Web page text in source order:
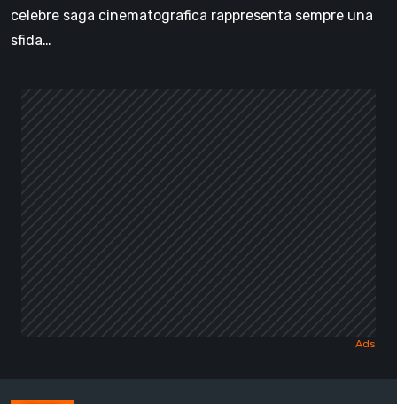
celebre saga cinematografica rappresenta sempre una
sfida…